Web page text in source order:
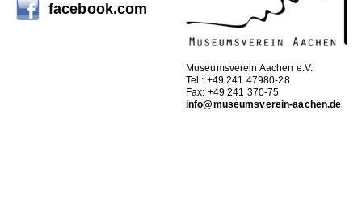
facebook.com
Museumsverein Aachen e.V.
Tel.: +49 241 47980-28
Fax: +49 241 370-75
info@museumsverein-aachen.de